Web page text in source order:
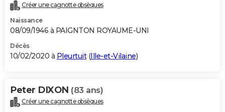
Créer une cagnotte obsèques
Naissance
08/09/1946 à PAIGNTON ROYAUME-UNI
Décès
10/02/2020 à Pleurtuit(Ille-et-Vilaine)
Peter DIXON (83 ans)
Créer une cagnotte obsèques